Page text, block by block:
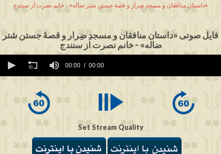
داستان منافقان و مسجدِ ضِرار و قصۀ جستن شتر ضاله» - خانم نصرت از سنندج»
فایل صوتی «داستان منافقان و مسجدِ ضِرار و قصۀ جستن شتر
ضاله» - خانم نصرت از سنندج
seconds
0
00:00 00:00
Set Stream Quality